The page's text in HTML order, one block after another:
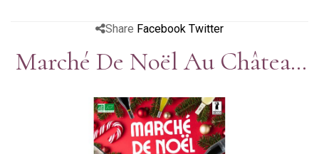
Share Facebook Twitter
Marché De Noël Au Château
Mongin